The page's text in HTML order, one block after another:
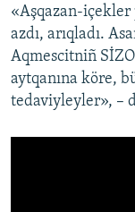
«Aşqazan-içekler
azdı, arıqladı.
Aqmescitniñ
aytqanına köre,
tedaviyleyler», –